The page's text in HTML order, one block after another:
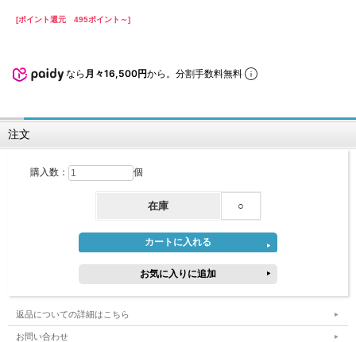
[ポイント還元 495ポイント～]
なら 月々16,500円から。分割手数料無料
注文
購入数： 個
在庫 ○
返品についての詳細はこちら
お問い合わせ